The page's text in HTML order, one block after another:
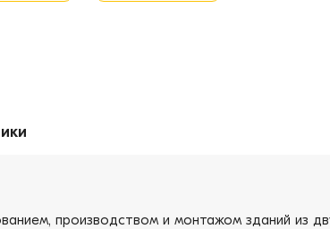
производством и монтажом зданий из